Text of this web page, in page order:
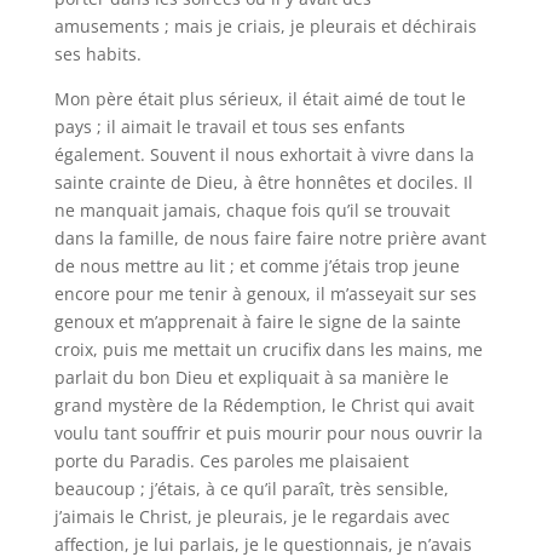
amusements ; mais je criais, je pleurais et déchirais
ses habits.
Mon père était plus sérieux, il était aimé de tout le
pays ; il aimait le travail et tous ses enfants
également. Souvent il nous exhortait à vivre dans la
sainte crainte de Dieu, à être honnêtes et dociles. Il
ne manquait jamais, chaque fois qu’il se trouvait
dans la famille, de nous faire faire notre prière avant
de nous mettre au lit ; et comme j’étais trop jeune
encore pour me tenir à genoux, il m’asseyait sur ses
genoux et m’apprenait à faire le signe de la sainte
croix, puis me mettait un crucifix dans les mains, me
parlait du bon Dieu et expliquait à sa manière le
grand mystère de la Rédemption, le Christ qui avait
voulu tant souffrir et puis mourir pour nous ouvrir la
porte du Paradis. Ces paroles me plaisaient
beaucoup ; j’étais, à ce qu’il paraît, très sensible,
j’aimais le Christ, je pleurais, je le regardais avec
affection, je lui parlais, je le questionnais, je n’avais